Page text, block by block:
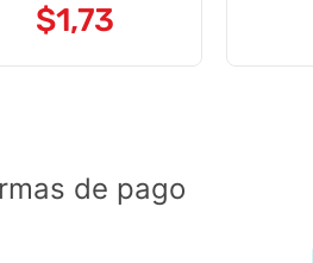
$1,73
de pago